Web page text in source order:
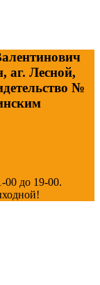
аг. Лесной,
№
00 до 19-00.